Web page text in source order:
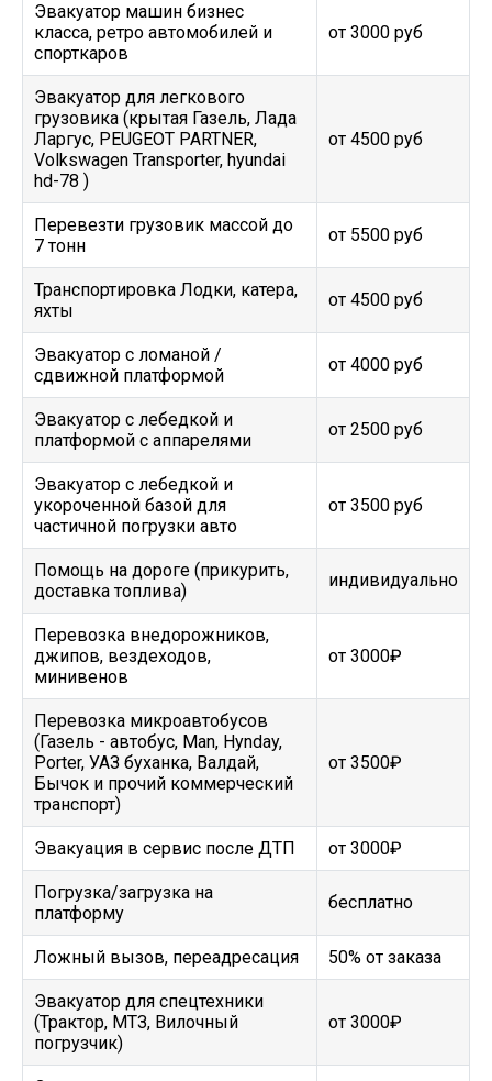
Эвакуатор машин бизнес
класса, ретро автомобилей и
спорткаров
от 3000 руб
Эвакуатор для легкового
грузовика (крытая Газель, Лада
Ларгус, PEUGEOT PARTNER,
Volkswagen Transporter, hyundai
hd-78 )
от 4500 руб
Перевезти грузовик массой до
7 тонн
от 5500 руб
Транспортировка Лодки, катера,
яхты
от 4500 руб
Эвакуатор c ломаной /
сдвижной платформой
от 4000 руб
Эвакуатор с лебедкой и
платформой с аппарелями
от 2500 руб
Эвакуатор с лебедкой и
укороченной базой для
частичной погрузки авто
от 3500 руб
Помощь на дороге (прикурить,
доставка топлива)
индивидуально
Перевозка внедорожников,
джипов, вездеходов,
минивенов
от 3000₽
Перевозка микроавтобусов
(Газель - автобус, Man, Hynday,
Porter, УАЗ буханка, Валдай,
Бычок и прочий коммерческий
транспорт)
от 3500₽
Эвакуация в сервис после ДТП от 3000₽
Погрузка/загрузка на
платформу
бесплатно
Ложный вызов, переадресация 50% от заказа
Эвакуатор для спецтехники
(Трактор, МТЗ, Вилочный
погрузчик)
от 3000₽